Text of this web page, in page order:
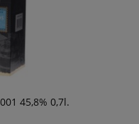
45,8% 0,7l.